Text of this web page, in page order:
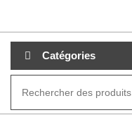
au
contenuCatégories